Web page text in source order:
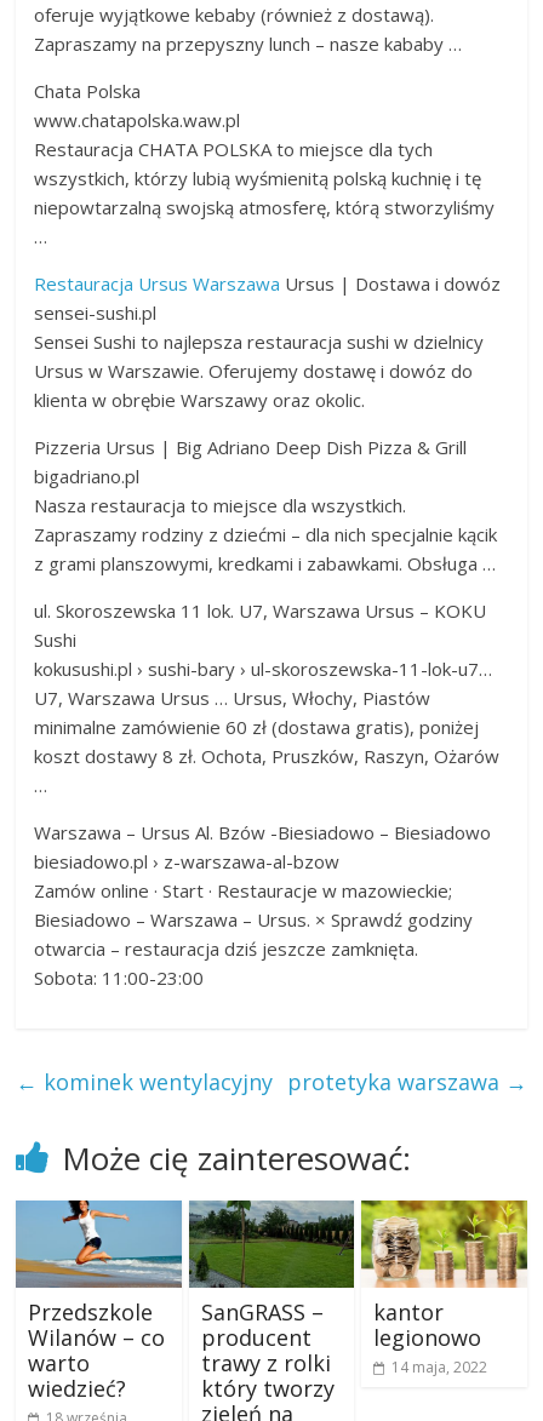
oferuje wyjątkowe kebaby (również z dostawą).
Zapraszamy na przepyszny lunch – nasze kababy …
Chata Polska
www.chatapolska.waw.pl
Restauracja CHATA POLSKA to miejsce dla tych
wszystkich, którzy lubią wyśmienitą polską kuchnię i tę
niepowtarzalną swojską atmosferę, którą stworzyliśmy
…
Restauracja Ursus Warszawa Ursus | Dostawa i dowóz
sensei-sushi.pl
Sensei Sushi to najlepsza restauracja sushi w dzielnicy
Ursus w Warszawie. Oferujemy dostawę i dowóz do
klienta w obrębie Warszawy oraz okolic.
Pizzeria Ursus | Big Adriano Deep Dish Pizza & Grill
bigadriano.pl
Nasza restauracja to miejsce dla wszystkich.
Zapraszamy rodziny z dziećmi – dla nich specjalnie kącik
z grami planszowymi, kredkami i zabawkami. Obsługa …
ul. Skoroszewska 11 lok. U7, Warszawa Ursus – KOKU
Sushi
kokusushi.pl › sushi-bary › ul-skoroszewska-11-lok-u7…
U7, Warszawa Ursus … Ursus, Włochy, Piastów
minimalne zamówienie 60 zł (dostawa gratis), poniżej
koszt dostawy 8 zł. Ochota, Pruszków, Raszyn, Ożarów
…
Warszawa – Ursus Al. Bzów -Biesiadowo – Biesiadowo
biesiadowo.pl › z-warszawa-al-bzow
Zamów online · Start · Restauracje w mazowieckie;
Biesiadowo – Warszawa – Ursus. × Sprawdź godziny
otwarcia – restauracja dziś jeszcze zamknięta.
Sobota: 11:00-23:00
← kominek wentylacyjny protetyka warszawa →
Może cię zainteresować:
Przedszkole
Wilanów – co
warto
wiedzieć?
SanGRASS –
producent
trawy z rolki
który tworzy
zieleń na
kantor
legionowo
14 maja, 2022